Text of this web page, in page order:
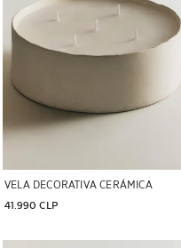
VELA DECORATIVA CERÁMICA
41.990 CLP
Imagen cambiada a 1 de 6